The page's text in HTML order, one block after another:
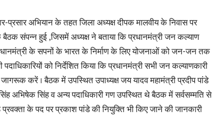
News,
प्रसार अभियान के तहत जिला अध्यक्ष दीपक मालवीय के निवास पर
बैठक संपन्न हुई ,जिसमें अध्यक्ष ने बताया कि प्रधानमंत्री जन कल्याण
के सपनों के भारत के निर्माण के लिए योजनाओं को जन-जन तक
को निर्देशित किया कि प्रधानमंत्री सभी जन कल्याणकारी
करें । बैठक में उपस्थित उपाध्यक्ष जय यादव महामंत्री प्रदीप पांडे
अभिषेक सिंह व अन्य पदाधिकारी गण उपस्थित थे बैठक में सर्वसम्मति से
के पद पर प्रकाश पांडे की नियुक्ति भी किए जाने की जानकारी